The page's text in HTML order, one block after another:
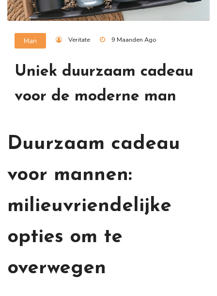
Man Veritate 9 Maanden Ago
Uniek duurzaam cadeau
voor de moderne man
Duurzaam cadeau
voor mannen:
milieuvriendelijke
opties om te
overwegen